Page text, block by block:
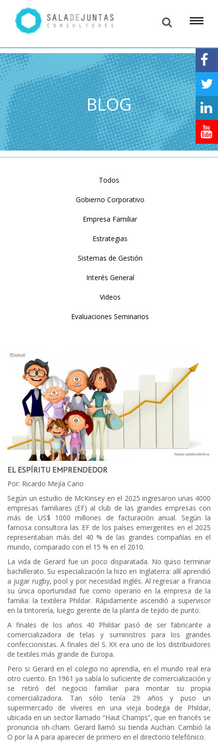
BLOG
Todos
Gobierno Corporativo
Empresa Familiar
Estrategias
Sistemas de Gestión
Interés General
Videos
Evaluaciones Seminarios
EL ESPÍRITU EMPRENDEDOR
Por: Ricardo Mejía Cano
Según un estudio de McKinsey en el 2025 ingresaron unas 4000
empresas familiares (EF) al club de las grandes empresas con
más de US$ 1000 millones de facturación anual. Según la
famosa consultora las EF de los países emergentes en el 2025
representaban más del 40 % de las grandes compañías en el
mundo, comparado con el 15 % en el 2010.
La vida de Gerard fue un poco disparatada. No quiso terminar
bachillerato. Su especialización la hizo en Inglaterra: allí aprendió
a jugar rugby, pool y por necesidad inglés. Al regresar a Francia
su única oportunidad fue como operario en la empresa de la
familia: la textilera Phildar. Rápidamente ascendió a supervisor
en la tintorería, luego gerente de la planta de tejido de punto.
A finales de los años 40 Phildar pasó de ser fabricante a
comercializadora de telas y suministros para los grandes
confeccionistas. A finales del S. XX era uno de los distribuidores
de textiles más grande de Europa.
Pero si Gerard en el colegio no aprendía, en el mundo real era
otro cuento. En 1961 ya sabía lo suficiente de comercialización y
se retiró del negocio familiar para montar su propia
comercializadora. Tan sólo tenía 29 años y puso un
supermercado de víveres en una vieja bodega de Phildar,
ubicada en un sector llamado “Haut Champs”, que en francés se
pronuncia oh-cham. Gerard llamó su tienda Auchan. Cambió la
O por la A para aparecer de primero en el directorio telefónico.